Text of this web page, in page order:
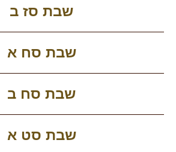
שבת סז ב
שבת סח א
שבת סח ב
שבת סט א